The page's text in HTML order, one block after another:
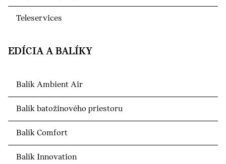
Teleservices
EDÍCIA A BALÍKY
Balík Ambient Air
Balík batožinového priestoru
Balík Comfort
Balík Innovation